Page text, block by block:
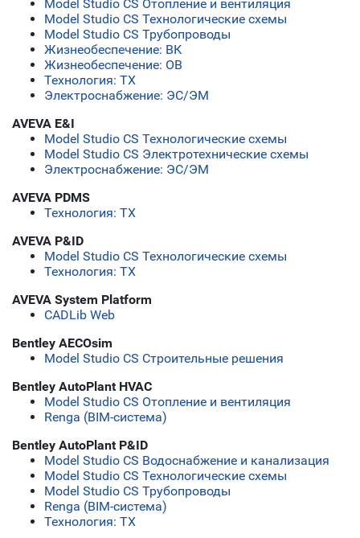
Model Studio CS Отопление и вентиляция
Model Studio CS Технологические схемы
Model Studio CS Трубопроводы
Жизнеобеспечение: ВК
Жизнеобеспечение: ОВ
Технология: ТХ
Электроснабжение: ЭС/ЭМ
AVEVA E&I
Model Studio CS Технологические схемы
Model Studio CS Электротехнические схемы
Электроснабжение: ЭС/ЭМ
AVEVA PDMS
Технология: ТХ
AVEVA P&ID
Model Studio CS Технологические схемы
Технология: ТХ
AVEVA System Platform
CADLib Web
Bentley AECOsim
Model Studio CS Строительные решения
Bentley AutoPlant HVAC
Model Studio CS Отопление и вентиляция
Renga (BIM-система)
Bentley AutoPlant P&ID
Model Studio CS Водоснабжение и канализация
Model Studio CS Технологические схемы
Model Studio CS Трубопроводы
Renga (BIM-система)
Технология: ТХ